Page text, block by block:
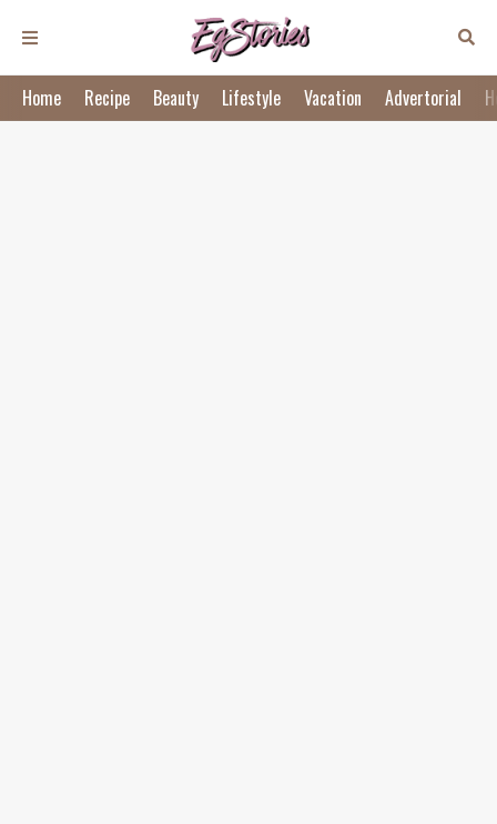
Home Recipe Beauty Lifestyle Vacation Advertorial